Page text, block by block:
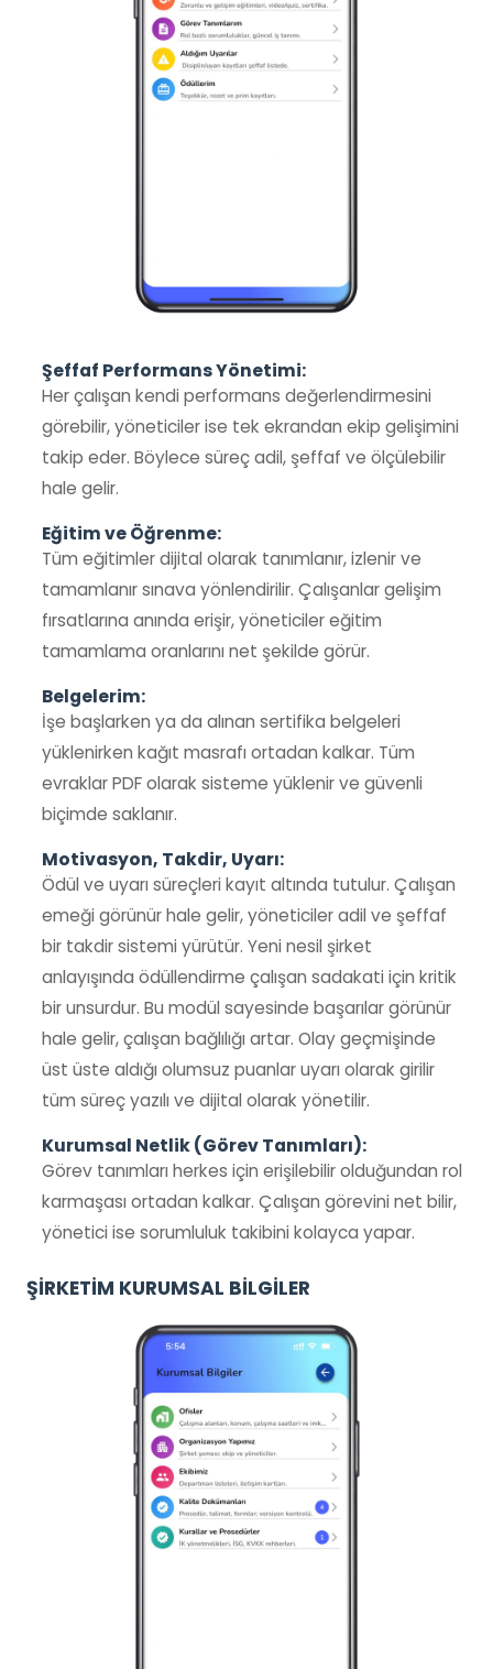
Şeffaf Performans Yönetimi:
Her çalışan kendi performans değerlendirmesini
görebilir, yöneticiler ise tek ekrandan ekip gelişimini
takip eder. Böylece süreç adil, şeffaf ve ölçülebilir
hale gelir.
Eğitim ve Öğrenme:
Tüm eğitimler dijital olarak tanımlanır, izlenir ve
tamamlanır sınava yönlendirilir. Çalışanlar gelişim
fırsatlarına anında erişir, yöneticiler eğitim
tamamlama oranlarını net şekilde görür.
Belgelerim:
İşe başlarken ya da alınan sertifika belgeleri
yüklenirken kağıt masrafı ortadan kalkar. Tüm
evraklar PDF olarak sisteme yüklenir ve güvenli
biçimde saklanır.
Motivasyon, Takdir, Uyarı:
Ödül ve uyarı süreçleri kayıt altında tutulur. Çalışan
emeği görünür hale gelir, yöneticiler adil ve şeffaf
bir takdir sistemi yürütür. Yeni nesil şirket
anlayışında ödüllendirme çalışan sadakati için kritik
bir unsurdur. Bu modül sayesinde başarılar görünür
hale gelir, çalışan bağlılığı artar. Olay geçmişinde
üst üste aldığı olumsuz puanlar uyarı olarak girilir
tüm süreç yazılı ve dijital olarak yönetilir.
Kurumsal Netlik (Görev Tanımları):
Görev tanımları herkes için erişilebilir olduğundan rol
karmaşası ortadan kalkar. Çalışan görevini net bilir,
yönetici ise sorumluluk takibini kolayca yapar.
ŞİRKETİM KURUMSAL BİLGİLER